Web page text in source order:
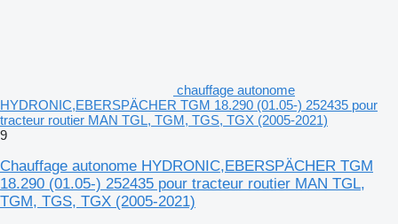
chauffage autonome
HYDRONIC,EBERSPÄCHER TGM 18.290 (01.05-) 252435 pour
tracteur routier MAN TGL, TGM, TGS, TGX (2005-2021)
9
Chauffage autonome HYDRONIC,EBERSPÄCHER TGM
18.290 (01.05-) 252435 pour tracteur routier MAN TGL,
TGM, TGS, TGX (2005-2021)